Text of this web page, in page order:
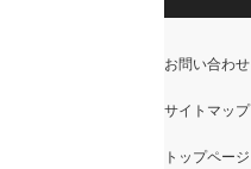
お問い合わせ
サイトマップ
トップページ